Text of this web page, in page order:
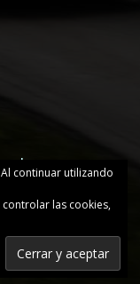
continuar utilizando
las cookies,